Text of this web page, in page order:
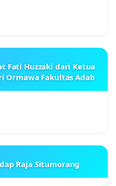
Fati Huzzaki dari Ketua
Ormawa Fakultas Adab
Raja Situmorang